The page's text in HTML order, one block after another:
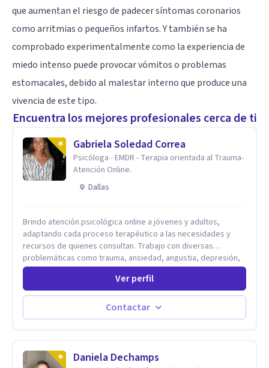
que aumentan el riesgo de padecer síntomas coronarios
como arritmias o pequeños infartos. Y también se ha
comprobado experimentalmente como la experiencia de
miedo intenso puede provocar vómitos o problemas
estomacales, debido al malestar interno que produce una
vivencia de este tipo.
Encuentra los mejores profesionales cerca de ti
Gabriela Soledad Correa
Psicóloga - EMDR - Terapia orientada al Trauma-
Atención Online.
Dallas
Brindo atención psicológica online a jóvenes y adultos,
adaptando cada proceso terapéutico a las necesidades y
recursos de quienes consultan. Trabajo con diversas
problemáticas como trauma, ansiedad, angustia, depresión,
estrés, violencias, abuso sexual y procesos migratorios,
entre otros. Ofrezco un espacio seguro, de escucha activa y
contención, comprometido con tu bienestar emocional y con
un enfoque centrado en el autoconocimiento y el aprendizaje
mutuo. Mi manera de trabajar se enfoca principalmente en los
tu ritmo y posibilidades.
Ver perfil
Contactar
Daniela Dechamps